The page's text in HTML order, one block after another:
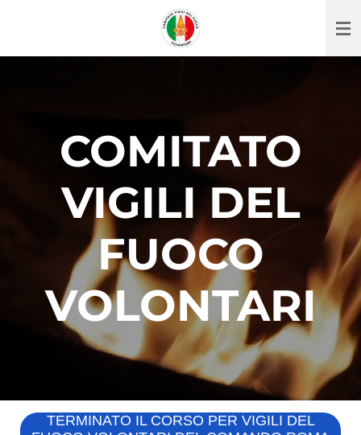
COMITATO
VIGILI DEL
FUOCO
VOLONTARI
TERMINATO IL CORSO PER VIGILI DEL